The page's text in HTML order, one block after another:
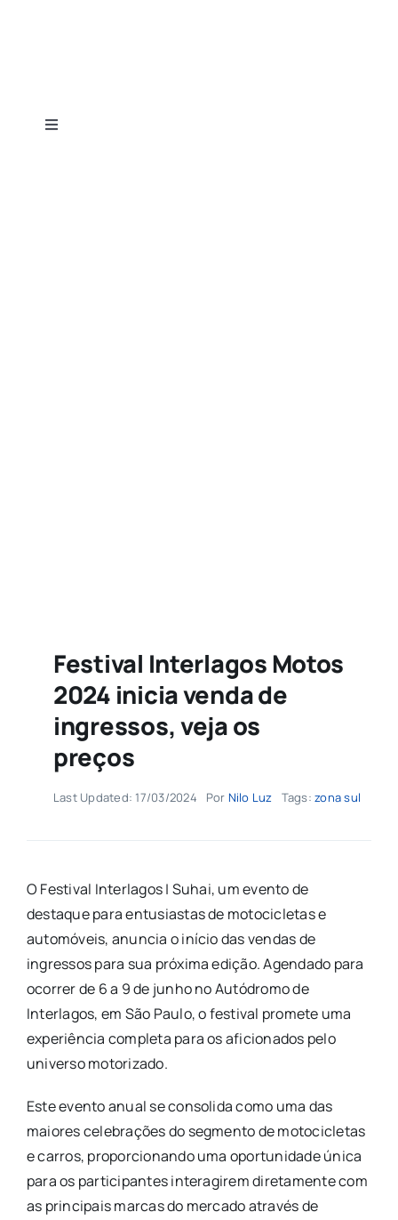
Toggle
Festival Interlagos Motos
2024 inicia venda de
ingressos, veja os
preços
Last Updated: 17/03/2024 Por Nilo Luz Tags:zona sul
O Festival Interlagos | Suhai, um evento de
destaque para entusiastas de motocicletas e
automóveis, anuncia o início das vendas de
ingressos para sua próxima edição. Agendado para
ocorrer de 6 a 9 de junho no Autódromo de
Interlagos, em São Paulo, o festival promete uma
experiência completa para os aficionados pelo
universo motorizado.
Este evento anual se consolida como uma das
maiores celebrações do segmento de motocicletas
e carros, proporcionando uma oportunidade única
para os participantes interagirem diretamente com
as principais marcas do mercado através de